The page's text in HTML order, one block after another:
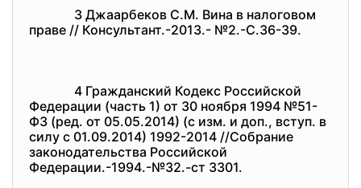
3 Джаарбеков С.М. Вина в налоговом
праве // Консультант.-2013.- №2.-С.36-39.
4 Гражданский Кодекс Российской
Федерации (часть 1) от 30 ноября 1994 №51-
ФЗ (ред. от 05.05.2014) (с изм. и доп., вступ. в
силу с 01.09.2014) 1992-2014 //Собрание
законодательства Российской
Федерации.-1994.-№32.-ст 3301.